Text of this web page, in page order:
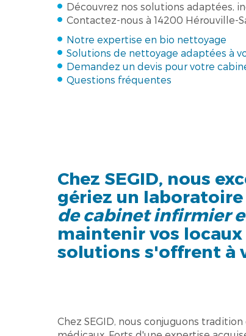
Découvrez nos solutions adaptées,
Contactez-nous à 14200 Hérouville-
Notre expertise en bio nettoyage
Solutions de nettoyage adaptées à
Demandez un devis pour votre
Questions fréquentes
Chez SEGID, nous
gériez un
de cabinet infirmier
maintenir vos
solutions s'offrent à
Chez SEGID, nous conjuguons